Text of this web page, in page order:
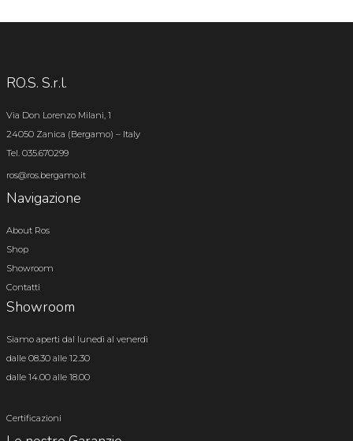
RO.S. S.r.l.
Via Don Lorenzo Milani, 1
24050 Zanica (Bergamo) – Italy
Tel. 035.670299
ros@ros.bergamo.it
Navigazione
About Ros
Shop
Showroom
Contatti
Showroom
Siamo aperti dal lunedì al venerdì
dalle 08.30 alle 12.30
dalle 14.00 alle 18.00
Certificazioni